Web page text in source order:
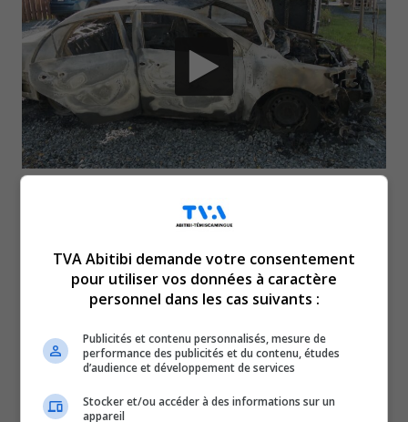
Le feu s’est propagé à un
garage. Le brasier a été
maîtrisé par les services
d’incendie.
Selon la porte-parole de la Sûreté du Québec, Nancy
TVA Abitibi demande votre consentement
pour utiliser vos données à caractère
personnel dans les cas suivants :
Publicités et contenu personnalisés, mesure de
performance des publicités et du contenu, études
d’audience et développement de services
Stocker et/ou accéder à des informations sur un
appareil